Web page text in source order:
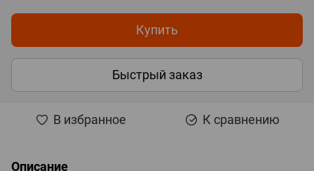
Купить
Быстрый заказ
В избранное К сравнению
Описание